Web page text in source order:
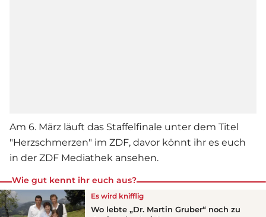
Am 6. März läuft das Staffelfinale unter dem Titel
"Herzschmerzen" im ZDF, davor könnt ihr es euch
in der ZDF Mediathek ansehen.
Wie gut kennt ihr euch aus?
Es wird knifflig
Wo lebte „Dr. Martin Gruber“ noch zu